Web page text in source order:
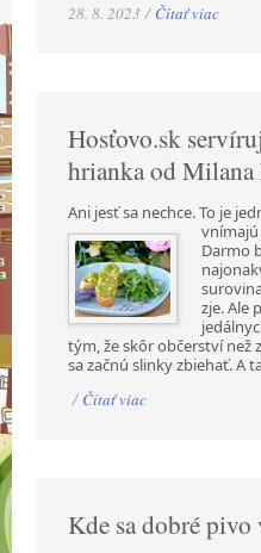
28. 8. 2023 / Čítať viac
Hosťovo.sk
hrianka od Milana
Ani jesť sa nechce. To je
Darmo
zje. Ale
tým, že skôr občerství než
sa začnú slinky zbiehať. A
/ Čítať viac
Kde sa dobré pivo